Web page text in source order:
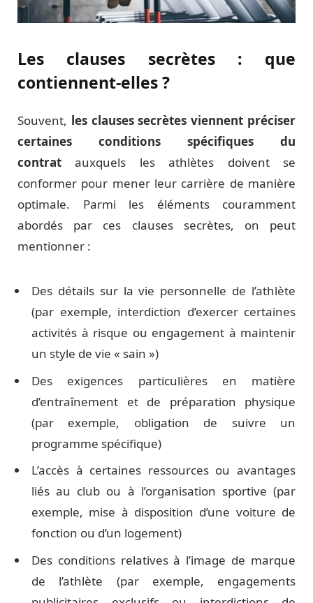
Les clauses secrètes : que
contiennent-elles ?
Souvent, les clauses secrètes viennent préciser
certaines conditions spécifiques du
contrat auxquels les athlètes doivent se
conformer pour mener leur carrière de manière
optimale. Parmi les éléments couramment
abordés par ces clauses secrètes, on peut
mentionner :
Des détails sur la vie personnelle de l’athlète
(par exemple, interdiction d’exercer certaines
activités à risque ou engagement à maintenir
un style de vie « sain »)
Des exigences particulières en matière
d’entraînement et de préparation physique
(par exemple, obligation de suivre un
programme spécifique)
L’accès à certaines ressources ou avantages
liés au club ou à l’organisation sportive (par
exemple, mise à disposition d’une voiture de
fonction ou d’un logement)
Des conditions relatives à l’image de marque
de l’athlète (par exemple, engagements